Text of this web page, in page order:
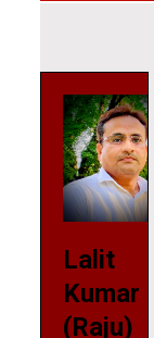
Lalit
Kumar
(Raju)